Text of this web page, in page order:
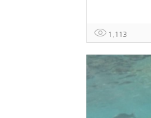
1,113